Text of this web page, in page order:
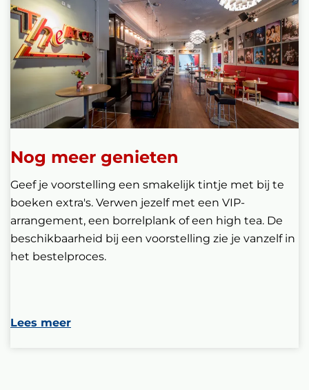
Nog meer genieten
Geef je voorstelling een smakelijk tintje met bij te
boeken extra's. Verwen jezelf met een VIP-
arrangement, een borrelplank of een high tea. De
beschikbaarheid bij een voorstelling zie je vanzelf in
het bestelproces.
Lees meer